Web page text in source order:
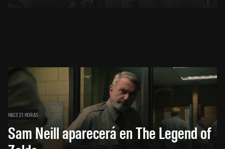
HACE 21 HORAS
Sam Neill aparecerá en The Legend of